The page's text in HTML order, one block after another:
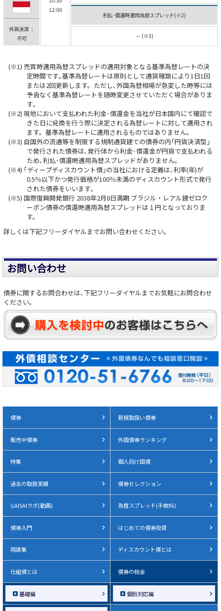
外貨決済 ：
不可
12:00
利払･償還時適用為替スプレッド(※2)
－ (※3)
売買時適用為替スプレッドの適用対象となる基準為替レートの決
定時間です｡基準為替レートは原則として通貨種類により1日1回
または2回更新します。ただし､外国為替相場が急変した時等には
予告なく基準為替レートを随時変更させていただく場合がありま
す｡
現地において支払われた利金･償還金を当社が日本国内にて確認で
きた日に兌換を行う際に決定される為替レートに対して適用され
ます。基準為替レートに適用されるものではありません｡
自国外の流通等を制限する規制通貨建ての債券の内｢円貨決済型｣
で発行された債券は､発行体から利金･償還金が円貨で支払われる
ため､利払･償還時適用為替スプレッドがありません｡
｢ディープディスカウント債｣の当社における定義は､利率(年)が
0.5％以下かつ発行価格が100％未満のディスカウント形式で発行
された債券をいいます｡
国際復興開発銀行 2038年2月8日満期 ブラジル・レアル建ゼロク
ーポン債券の償還時適用為替スプレッドは１円となっておりま
す。
詳しくは下記フリーダイヤルまでお問い合わせください。
お問い合わせ
債券に関するお問合わせは､下記フリーダイヤルまでお気軽にお問合わせ
ください。
債券 新規取扱い債券
販売中債券 外国債券ランキング
特集 個人向け国債
過去の取扱実績 債券セレクション
GAISAIラボ(動画) 為替スプレッド(手数料)
債券入門 はじめての債券投資
用語集 ディスカウント債とは
仕組債とは 債券の税金
基礎編 個別対応編